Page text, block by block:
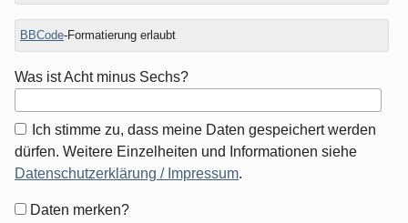
BBCode-Formatierung erlaubt
Was ist Acht minus Sechs?
Ich stimme zu, dass meine Daten gespeichert werden
dürfen. Weitere Einzelheiten und Informationen siehe
Datenschutzerklärung / Impressum.
Formular-
Daten merken?